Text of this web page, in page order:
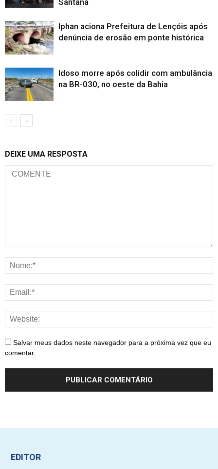
Iphan aciona Prefeitura de Lençóis após
denúncia de erosão em ponte histórica
Idoso morre após colidir com ambulância
na BR-030, no oeste da Bahia
DEIXE UMA RESPOSTA
Salvar meus dados neste navegador para a próxima vez que eu
comentar.
EDITOR